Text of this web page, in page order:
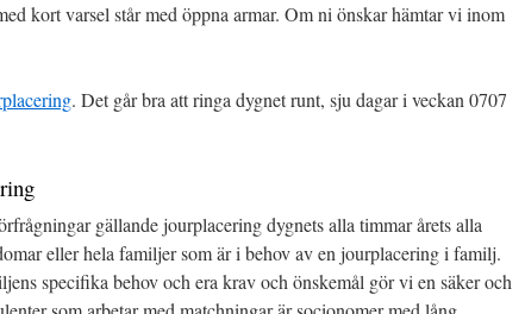
kort varsel står med öppna armar. Om ni önskar hämtar vi inom
. Det går bra att ringa dygnet runt, sju dagar i veckan 0707
gällande jourplacering dygnets alla timmar årets alla
eller hela familjer som är i behov av en jourplacering i familj.
specifika behov och era krav och önskemål gör vi en säker och